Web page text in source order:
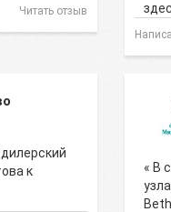
Читать отзыв
к
« В